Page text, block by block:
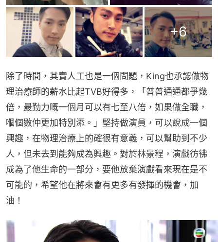
+6
除了時間，其實人工也是一個問題，King也承認做物
理治療師的薪水比起TVB好得多，「普普通通都爭幾
倍，最勤力嘅一個月可以有七至八倍，如果做全職，
嗰個數仲更加特別添。」堅持做演員，可以說成一個
興趣，在物理治療上的確很有意義，可以幫助到不少
人，但未去到能夠成為興趣。對於林景程，演戲彷彿
成為了他生命的一部分，要他放棄演戲看來現在是不
可能的，希望他在將來會有更多有發揮的機會，加
油！